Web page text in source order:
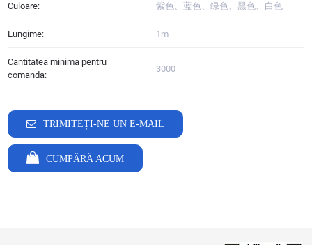
Culoare: 紫色、蓝色、绿色、黑色、白色
Lungime: 1m
Cantitatea minima pentru
comanda:
3000
TRIMITEȚI-NE UN E-MAIL
CUMPĂRĂ ACUM